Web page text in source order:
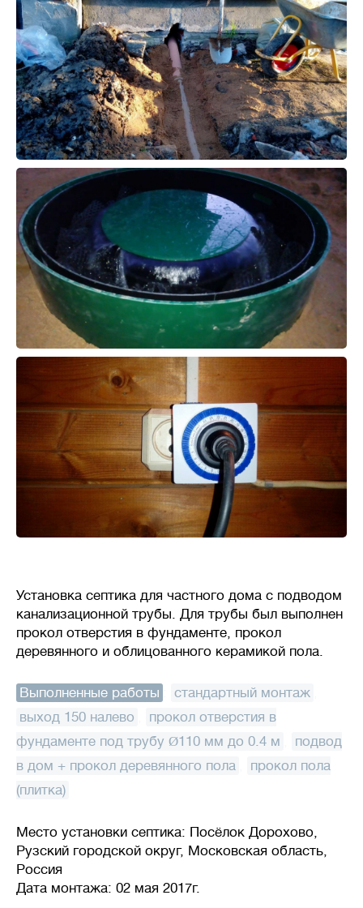
Установка септика для частного дома с подводом
канализационной трубы. Для трубы был выполнен
прокол отверстия в фундаменте, прокол
деревянного и облицованного керамикой пола.
Выполненные работы стандартный монтаж
выход 150 налево
прокол отверстия в
фундаменте под трубу Ø110 мм до 0.4 м
подвод
в дом + прокол деревянного пола
прокол пола
(плитка)
Место установки септика: Посёлок Дорохово,
Рузский городской округ, Московская область,
Россия
Дата монтажа: 02 мая 2017г.